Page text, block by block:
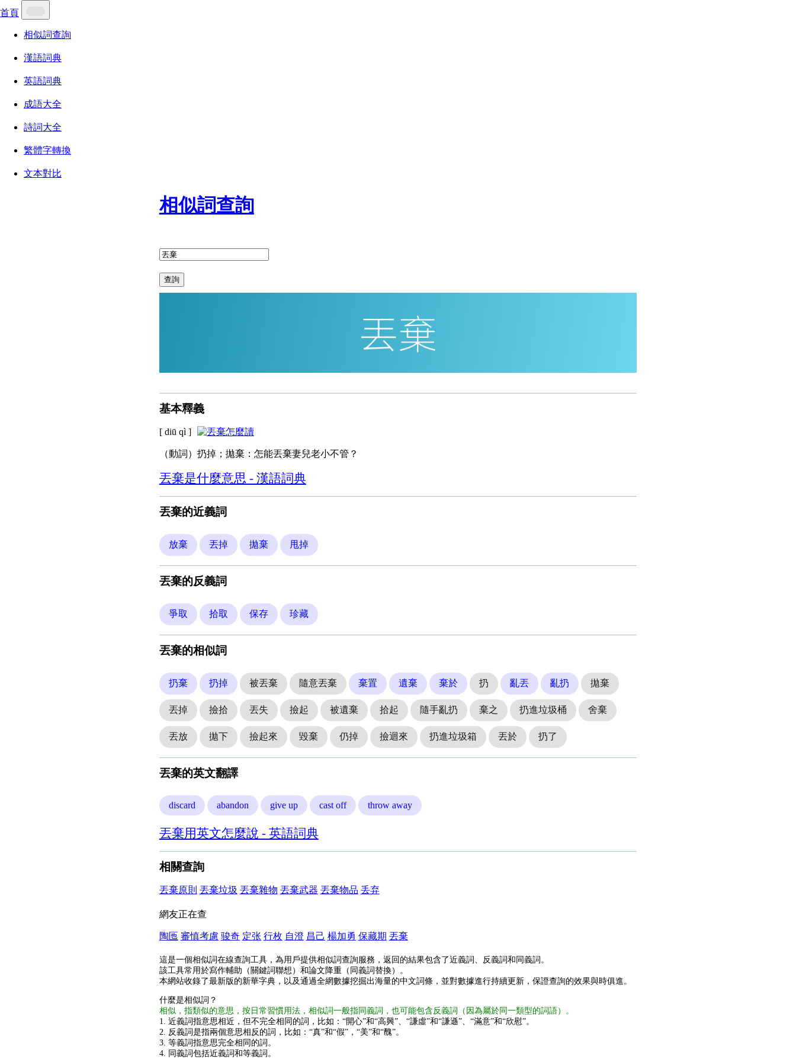
首頁
相似詞查詢
漢語詞典
英語詞典
成語大全
詩詞大全
繁體字轉換
文本對比
相似詞查詢
查詢
基本釋義
[ diū qì ]
（動詞）扔掉；拋棄：怎能丟棄妻兒老小不管？
丟棄是什麼意思 - 漢語詞典
丟棄的近義詞
放棄 丟掉 拋棄 甩掉
丟棄的反義詞
爭取 拾取 保存 珍藏
丟棄的相似詞
扔棄 扔掉 被丟棄 隨意丟棄 棄置 遺棄 棄於 扔 亂丟 亂扔 拋棄
丟掉 撿拾 丟失 撿起 被遺棄 拾起 隨手亂扔 棄之 扔進垃圾桶 舍棄
丟放 拋下 撿起來 毀棄 仍掉 撿迴來 扔進垃圾箱 丟於 扔了
丟棄的英文翻譯
discard abandon give up cast off throw away
丟棄用英文怎麼說 - 英語詞典
相關查詢
丟棄原則 丟棄垃圾 丟棄雜物 丟棄武器 丟棄物品 丢弃
網友正在查
陶匜 審慎考慮 骏奇 定张 行枚 自澄 昌己 楊加勇 保藏期 丟棄
這是一個相似詞在線查詢工具，為用戶提供相似詞查詢服務，返回的結果包含了近義詞、反義詞和同義詞。
該工具常用於寫作輔助（關鍵詞聯想）和論文降重（同義詞替換）。
本網站收錄了最新版的新華字典，以及通過全網數據挖掘出海量的中文詞條，並對數據進行持續更新，保證查詢的效果與時俱進。
什麼是相似詞？
相似，指類似的意思，按日常習慣用法，相似詞一般指同義詞，也可能包含反義詞（因為屬於同一類型的詞語）。
1. 近義詞指意思相近，但不完全相同的詞，比如：“開心”和“高興”、“謙虛”和“謙遜”、“滿意”和“欣慰”。
2. 反義詞是指兩個意思相反的詞，比如：“真”和“假”，“美”和“醜”。
3. 等義詞指意思完全相同的詞。
4. 同義詞包括近義詞和等義詞。